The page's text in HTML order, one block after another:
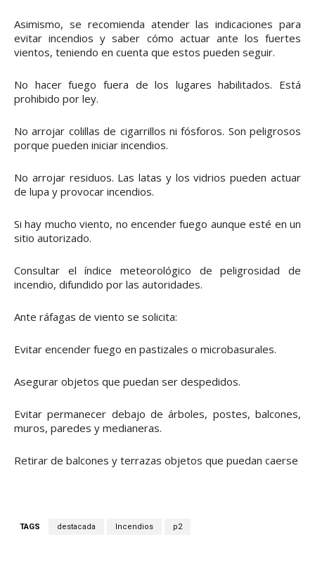
Asimismo, se recomienda atender las indicaciones para
evitar incendios y saber cómo actuar ante los fuertes
vientos, teniendo en cuenta que estos pueden seguir.
No hacer fuego fuera de los lugares habilitados. Está
prohibido por ley.
No arrojar colillas de cigarrillos ni fósforos. Son peligrosos
porque pueden iniciar incendios.
No arrojar residuos. Las latas y los vidrios pueden actuar
de lupa y provocar incendios.
Si hay mucho viento, no encender fuego aunque esté en un
sitio autorizado.
Consultar el índice meteorológico de peligrosidad de
incendio, difundido por las autoridades.
Ante ráfagas de viento se solicita:
Evitar encender fuego en pastizales o microbasurales.
Asegurar objetos que puedan ser despedidos.
Evitar permanecer debajo de árboles, postes, balcones,
muros, paredes y medianeras.
Retirar de balcones y terrazas objetos que puedan caerse
TAGS destacada Incendios p2